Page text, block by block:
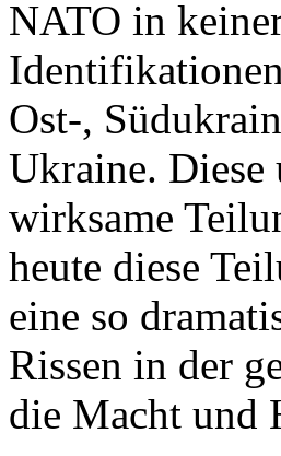
NATO in
Ost-,
Ukraine. Diese
wirksame
heute diese
eine so
Rissen in der
die Macht und